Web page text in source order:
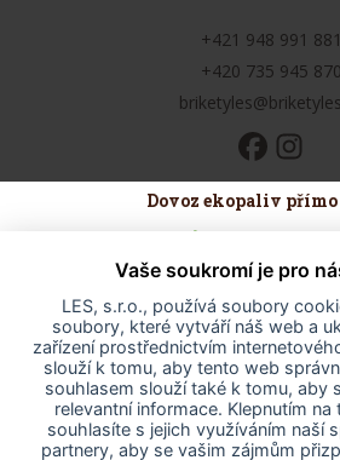
+421 948 991 881
+420 735 945 870
Dovoz ekopaliv
Obchodní
Odstoupení od
Odstoupení od
Reklamační
Ochrana osobních
Prohlášení o
Vaše soukromí je pro
LES, s.r.o., používá soubory
soubory, které vytváří náš web a
zařízení prostřednictvím
slouží k tomu, aby tento web
souhlasem slouží také k tomu, aby
relevantní informace. Klepnutím na
souhlasíte s jejich využíváním naší
partnery, aby se vašim zájmům